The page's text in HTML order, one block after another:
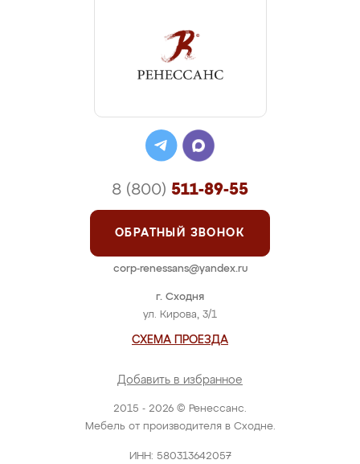
2015 - 2026 © Ренессанс.
Мебель от производителя в Сходне.
ИНН: 580313642057
г. Сходня
ул. Кирова, 3/1
СХЕМА ПРОЕЗДА
Добавить в избранное
8 (800) 511-89-55
ОБРАТНЫЙ ЗВОНОК
corp-renessans@yandex.ru